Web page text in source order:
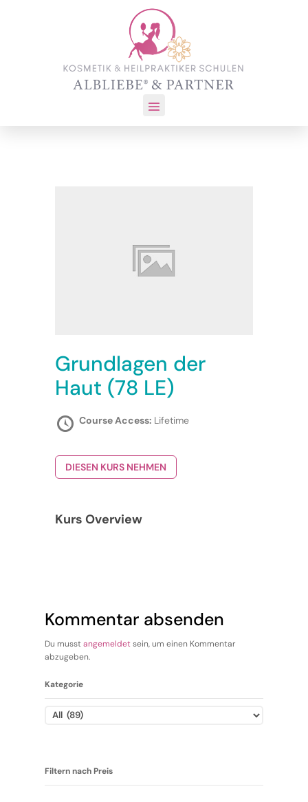
Grundlagen der
Haut (78 LE)
Course Access: Lifetime
DIESEN KURS NEHMEN
Kurs Overview
Kommentar absenden
Du musstangemeldetsein, um einen Kommentar
abzugeben.
Kategorie
Filtern nach Preis